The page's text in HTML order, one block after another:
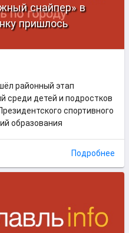
снайпер» в
пришлось
районный этап
среди детей и подростков
спортивного
образования
Подробнее